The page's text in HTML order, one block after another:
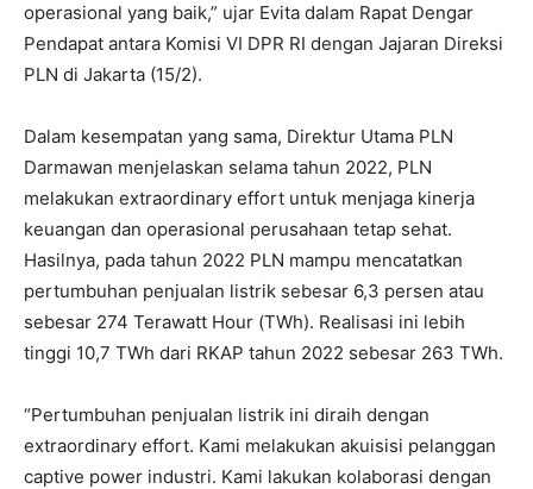
operasional yang baik,” ujar Evita dalam Rapat Dengar
Pendapat antara Komisi VI DPR RI dengan Jajaran Direksi
PLN di Jakarta (15/2).
Dalam kesempatan yang sama, Direktur Utama PLN
Darmawan menjelaskan selama tahun 2022, PLN
melakukan extraordinary effort untuk menjaga kinerja
keuangan dan operasional perusahaan tetap sehat.
Hasilnya, pada tahun 2022 PLN mampu mencatatkan
pertumbuhan penjualan listrik sebesar 6,3 persen atau
sebesar 274 Terawatt Hour (TWh). Realisasi ini lebih
tinggi 10,7 TWh dari RKAP tahun 2022 sebesar 263 TWh.
“Pertumbuhan penjualan listrik ini diraih dengan
extraordinary effort. Kami melakukan akuisisi pelanggan
captive power industri. Kami lakukan kolaborasi dengan